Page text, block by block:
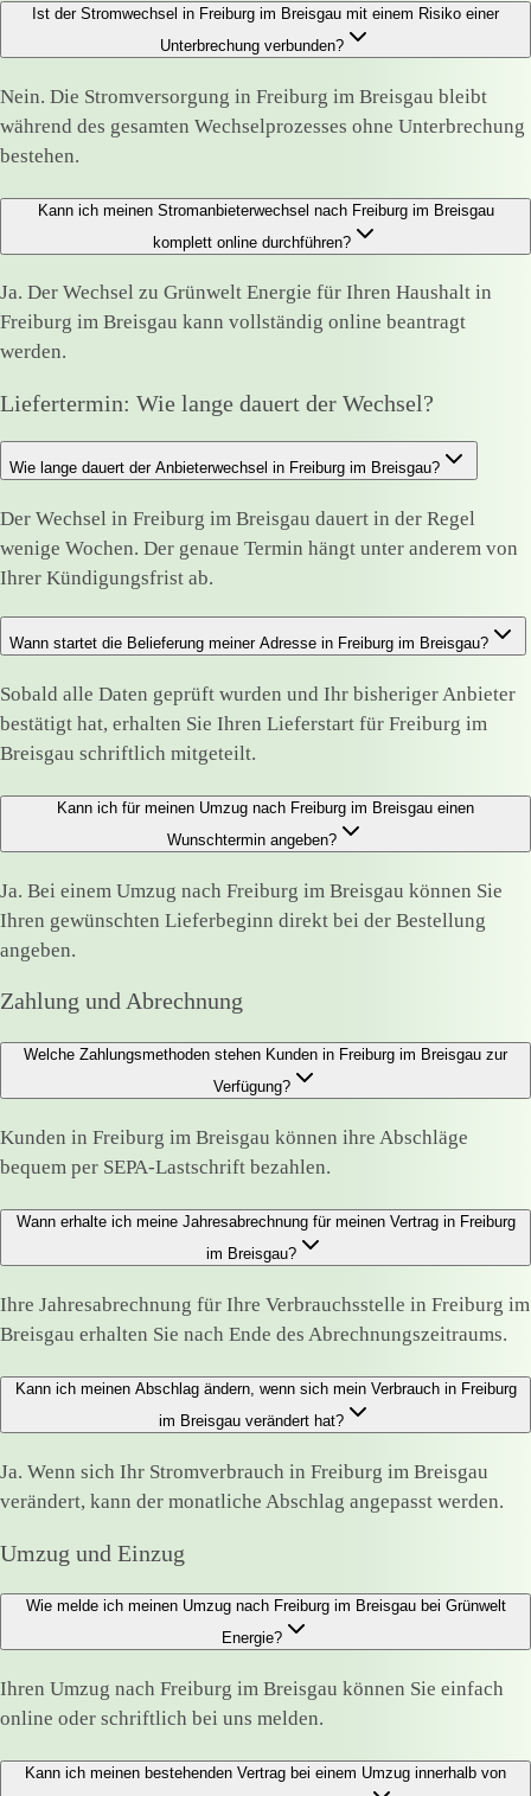
Ist der Stromwechsel in Freiburg im Breisgau mit einem Risiko einer
Unterbrechung verbunden?
Nein. Die Stromversorgung in Freiburg im Breisgau bleibt
während des gesamten Wechselprozesses ohne Unterbrechung
bestehen.
Kann ich meinen Stromanbieterwechsel nach Freiburg im Breisgau
komplett online durchführen?
Ja. Der Wechsel zu Grünwelt Energie für Ihren Haushalt in
Freiburg im Breisgau kann vollständig online beantragt
werden.
Liefertermin: Wie lange dauert der Wechsel?
Wie lange dauert der Anbieterwechsel in Freiburg im Breisgau?
Der Wechsel in Freiburg im Breisgau dauert in der Regel
wenige Wochen. Der genaue Termin hängt unter anderem von
Ihrer Kündigungsfrist ab.
Wann startet die Belieferung meiner Adresse in Freiburg im Breisgau?
Sobald alle Daten geprüft wurden und Ihr bisheriger Anbieter
bestätigt hat, erhalten Sie Ihren Lieferstart für Freiburg im
Breisgau schriftlich mitgeteilt.
Kann ich für meinen Umzug nach Freiburg im Breisgau einen
Wunschtermin angeben?
Ja. Bei einem Umzug nach Freiburg im Breisgau können Sie
Ihren gewünschten Lieferbeginn direkt bei der Bestellung
angeben.
Zahlung und Abrechnung
Welche Zahlungsmethoden stehen Kunden in Freiburg im Breisgau zur
Verfügung?
Kunden in Freiburg im Breisgau können ihre Abschläge
bequem per SEPA-Lastschrift bezahlen.
Wann erhalte ich meine Jahresabrechnung für meinen Vertrag in Freiburg
im Breisgau?
Ihre Jahresabrechnung für Ihre Verbrauchsstelle in Freiburg im
Breisgau erhalten Sie nach Ende des Abrechnungszeitraums.
Kann ich meinen Abschlag ändern, wenn sich mein Verbrauch in Freiburg
im Breisgau verändert hat?
Ja. Wenn sich Ihr Stromverbrauch in Freiburg im Breisgau
verändert, kann der monatliche Abschlag angepasst werden.
Umzug und Einzug
Wie melde ich meinen Umzug nach Freiburg im Breisgau bei Grünwelt
Energie?
Ihren Umzug nach Freiburg im Breisgau können Sie einfach
online oder schriftlich bei uns melden.
Kann ich meinen bestehenden Vertrag bei einem Umzug innerhalb von